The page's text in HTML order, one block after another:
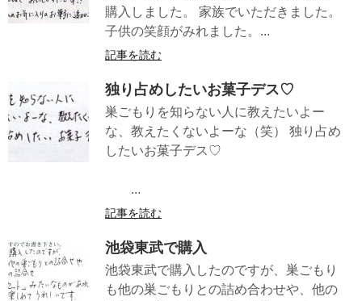
購入しました。 家族でいただきました。
子供の笑顔がみれました。...
記事を読む
独り占めしたいお菓子デス♡
巣ごもりを知らない人に教えたいよー
な、教えたくないよーな（笑） 独り占め
したいお菓子デス♡
...
記事を読む
池袋東武で購入
池袋東武で購入したのですが、巣ごもり
も他の巣ごもりとの詰め合わせや、他の